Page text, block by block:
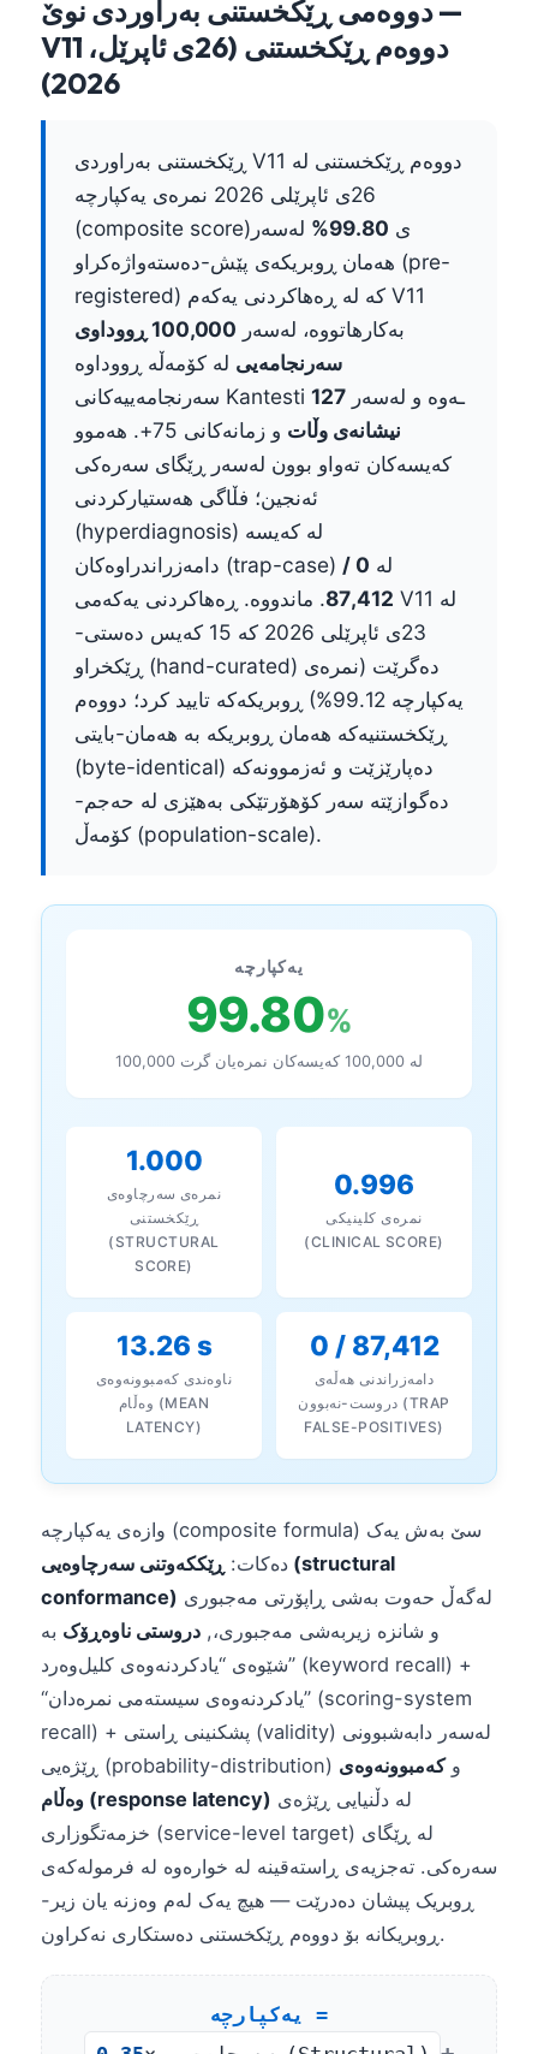
دووەمی ڕێکخستنی بەراوردی نوێ —
V11 دووەم ڕێکخستنی (26ی ئاپرێل،
2026)
ڕێکخستنی بەراوردی V11 دووەم ڕێکخستنی لە
26ی ئاپرێلی 2026 نمرەی یەکپارچە
(composite score)ی 99.80%
لەسەر
هەمان ڕوبریکەی پێش-دەستەواژەکراو (pre-
registered) کە لە ڕەهاکردنی یەکەم V11
بەکارهاتووە، لەسەر
100,000 ڕووداوی
سەرنجامەیی لە کۆمەڵە ڕووداوە
سەرنجامەییەکانی Kantesti ـەوە و لەسەر 127
نیشانەی وڵات
و زمانەکانی 75+. هەموو
کەیسەکان تەواو بوون لەسەر ڕێگای سەرەکی
ئەنجین؛ فڵاگی هەستیارکردنی
(hyperdiagnosis) لە کەیسە
دامەزراندراوەکان (trap-case) لە
0 /
87,412. ماندووە. ڕەهاکردنی یەکەمی V11 لە
23ی ئاپرێلی 2026 کە 15 کەیس دەستی-
ڕێکخراو (hand-curated) دەگرێت (نمرەی
یەکپارچە 99.12%) ڕوبریکەکە تایید کرد؛ دووەم
ڕێکخستنیەکە هەمان ڕوبریکە بە هەمان-بایتی
(byte-identical) دەپارێزێت و ئەزموونەکە
دەگوازێتە سەر کۆهۆرتێکی بەهێزی لە حەجم-
کۆمەڵ (population-scale).
یەکپارچە
99.80%
100,000 لە 100,000 کەیسەکان نمرەیان گرت
1.000
نمرەی سەرچاوەی
ڕێکخستنی
(STRUCTURAL
SCORE)
0.996
نمرەی کلینیکی
(CLINICAL SCORE)
13.26 s
ناوەندی کەمبوونەوەی
وەڵام (MEAN
LATENCY)
0 / 87,412
دامەزراندنی هەڵەی
دروست-نەبوون (TRAP
FALSE-POSITIVES)
وازەی یەکپارچە (composite formula) سێ بەش یەک
دەکات: ڕێککەوتنی سەرچاوەیی (structural
conformance)
و شانزە زیربەشی مەجبوری،, دروستی ناوەڕۆک بە
شێوەی “یادکردنەوەی کلیل‌وەرد” (keyword recall) +
“یادکردنەوەی سیستەمی نمرەدان” (scoring-system
recall) + پشکنینی ڕاستی (validity) لەسەر دابەشبوونی
ڕێژەیی (probability-distribution) وکەمبوونەوەی
وەڵام (response latency)
خزمەتگوزاری (service-level target) لە ڕێگای
سەرەکی. تەجزیەی ڕاستەقینە لە خوارەوە لە فرمولەکەی
ڕوبریک پیشان دەدرێت — هیچ یەک لەم وەزنە یان زیر-
ڕوبریکانە بۆ دووەم ڕێکخستنی دەستکاری نەکراون.
یەکپارچە =